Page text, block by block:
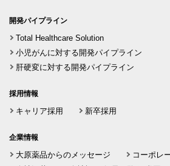
開発パイプライン
Total Healthcare Solution
小児がんに対する開発パイプライン
肝硬変に対する開発パイプライン
採用情報
キャリア採用 新卒採用
企業情報
大原薬品からのメッセージ
コーポレ